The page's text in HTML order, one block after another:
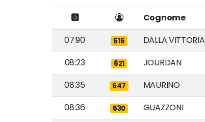
Cognome
07:90
616 DALLA VITTORIA
08:23
621 JOURDAN
08:35
647 MAURINO
08:36
530 GUAZZONI